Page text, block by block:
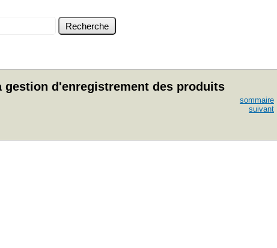
d'enregistrement des produits
sommaire
suivant